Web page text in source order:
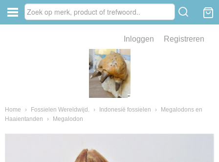
Inloggen Registreren
Home › Fossielen Wereldwijd. › Indonesië fossielen ›
Megalodons en
Haaientanden
› Megalodon
van fossielen en mineralen